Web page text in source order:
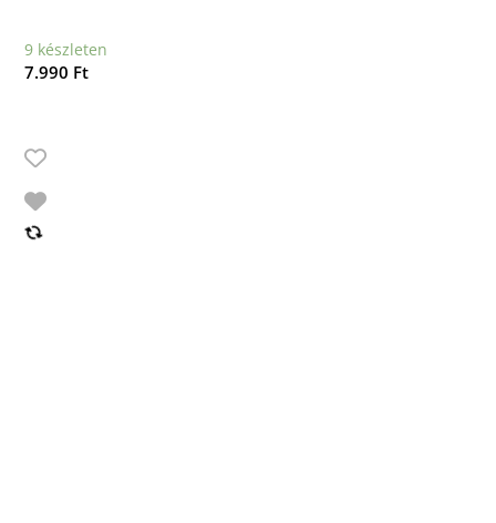
9 készleten
7.990 Ft